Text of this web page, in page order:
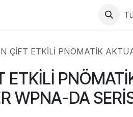
ÇİFT ETKİLİ PNÖMATİK
ETKİLİ
WPNA-DA